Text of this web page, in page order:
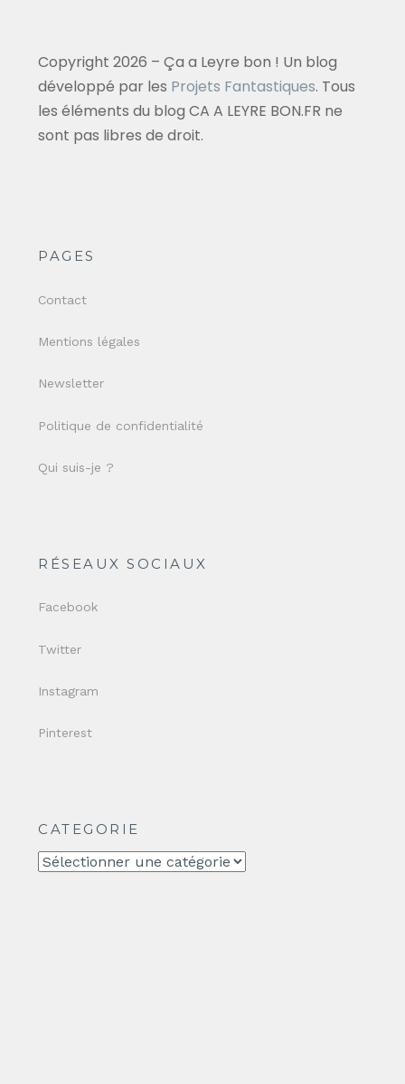
Copyright 2026 – Ça a Leyre bon ! Un blog
développé par les Projets Fantastiques. Tous
les éléments du blog CA A LEYRE BON.FR ne
sont pas libres de droit.
PAGES
Contact
Mentions légales
Newsletter
Politique de confidentialité
Qui suis-je ?
RÉSEAUX SOCIAUX
Facebook
Twitter
Instagram
Pinterest
CATEGORIE
CATEGORIE